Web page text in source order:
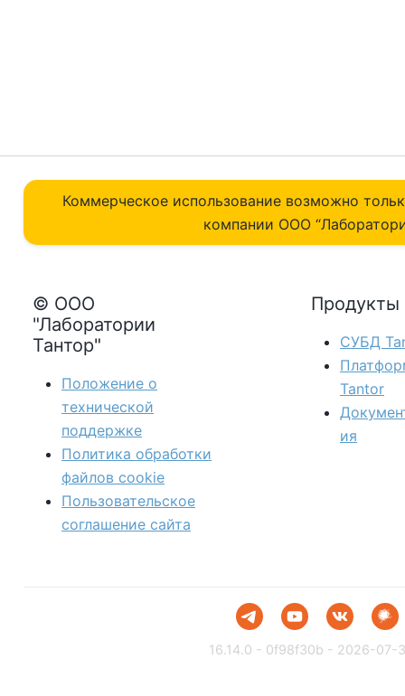
Коммерческое использование возможно
компании ОOO
© ООО
"Лаборатории
Тантор"
Положение о
технической
поддержке
Политика обработки
файлов сookie
Пользовательское
соглашение сайта
Продукты
СУБД
Tantor
ия
16.14.0 - 0f98f30b - 2026-07-